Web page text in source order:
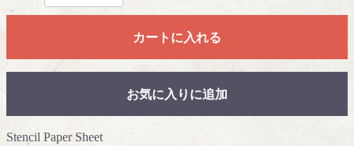
カートに入れる
お気に入りに追加
Stencil Paper Sheet